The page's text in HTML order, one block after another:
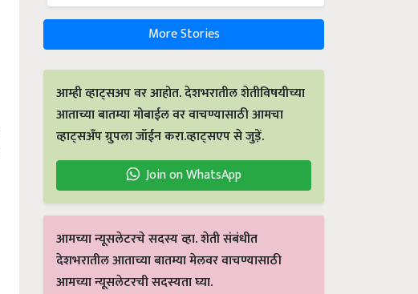
More Stories
आम्ही व्हाट्सअप वर आहोत. देशभरातील शेतीविषयीच्या
आताच्या बातम्या मोबाईल वर वाचण्यासाठी आमचा
व्हाट्सअँप ग्रुपला जॉईन करा.व्हाट्सएप से जुड़ें.
Join on WhatsApp
आमच्या न्यूसलेटरचे सदस्य व्हा. शेती संबंधीत
देशभरातील आताच्या बातम्या मेलवर वाचण्यासाठी
आमच्या न्यूसलेटरची सदस्यता घ्या.